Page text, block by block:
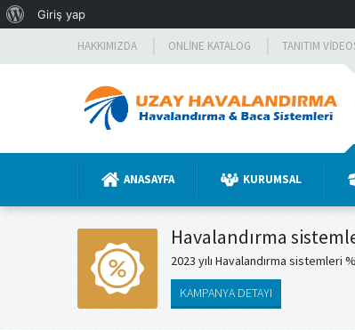
HAKKIMIZDA ONLINE KATALOG TANITIM
ANASAYFA KURUMSAL
Havalandırma
2023 yılı Havalandırma sistemleri
KAMPANYA DETAYI
WordPress
Giriş yap